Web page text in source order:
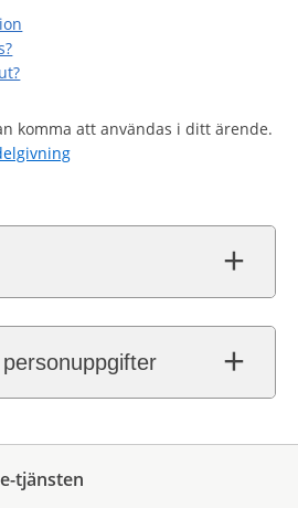
komma att användas i ditt ärende.
tjänsten